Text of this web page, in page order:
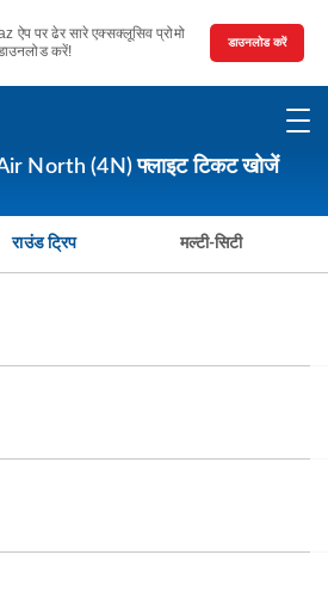
ऐप पर ढेर सारे एक्सक्लूसिव प्रोमो
करें!
डाउनलोड करें
North (4N) फ्लाइट टिकट खोजें
राउंड ट्रिप मल्टी-सिटी